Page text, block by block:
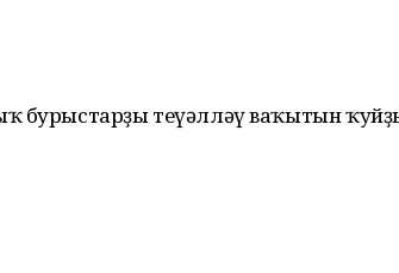
бурыстарҙы теүәлләү ваҡытын